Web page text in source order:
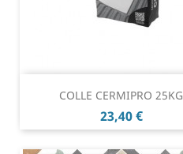
COLLE CERMIPRO 25KG
Prix
23,40 €